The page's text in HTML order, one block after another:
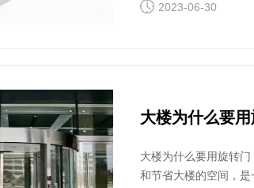
2023-06-30
大楼为什么要用
大楼为什么要用旋转
和节省大楼的空间，是